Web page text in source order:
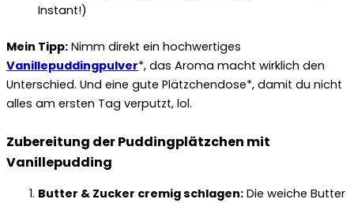
Instant!)
Mein Tipp: Nimm direkt ein hochwertiges
Vanillepuddingpulver*, das Aroma macht wirklich den
Unterschied. Und eine gute Plätzchendose*, damit du nicht
alles am ersten Tag verputzt, lol.
Zubereitung der Puddingplätzchen mit
Vanillepudding
Butter & Zucker cremig schlagen: Die weiche Butter